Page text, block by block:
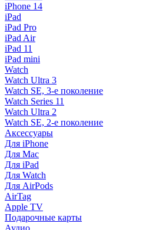
iPhone 14
iPad
iPad Pro
iPad Air
iPad 11
iPad mini
Watch
Watch Ultra 3
Watch SE, 3-е поколение
Watch Series 11
Watch Ultra 2
Watch SE, 2-е поколение
Аксессуары
Для iPhone
Для Mac
Для iPad
Для Watch
Для AirPods
AirTag
Apple TV
Подарочные карты
Аудио